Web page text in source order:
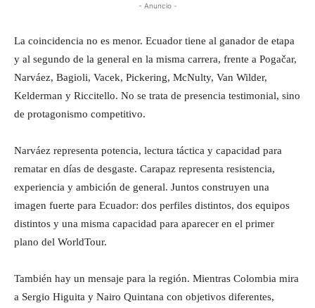
- Anuncio -
La coincidencia no es menor. Ecuador tiene al ganador de etapa
y al segundo de la general en la misma carrera, frente a Pogačar,
Narváez, Bagioli, Vacek, Pickering, McNulty, Van Wilder,
Kelderman y Riccitello. No se trata de presencia testimonial, sino
de protagonismo competitivo.
Narváez representa potencia, lectura táctica y capacidad para
rematar en días de desgaste. Carapaz representa resistencia,
experiencia y ambición de general. Juntos construyen una
imagen fuerte para Ecuador: dos perfiles distintos, dos equipos
distintos y una misma capacidad para aparecer en el primer
plano del WorldTour.
También hay un mensaje para la región. Mientras Colombia mira
a Sergio Higuita y Nairo Quintana con objetivos diferentes,